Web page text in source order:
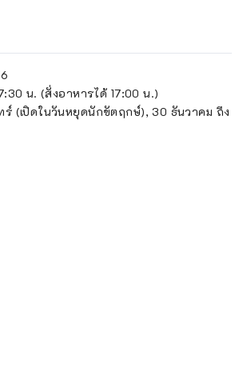
น. (สั่งอาหารได้ 17:00 น.)
(เปิดในวันหยุดนักขัตฤกษ์), 30 ธันวาคม ถึง